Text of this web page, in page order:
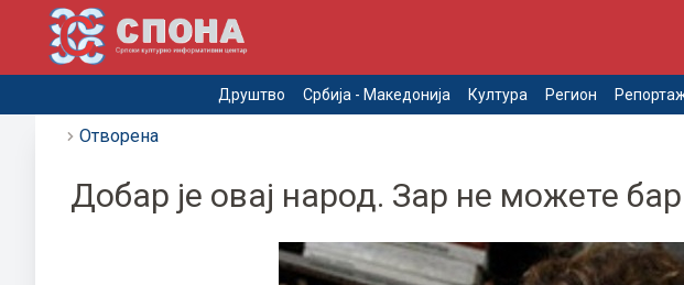
Друштво Србија - Македонија Култура Регион
Отворена
Добар је овај народ. Зар не можете